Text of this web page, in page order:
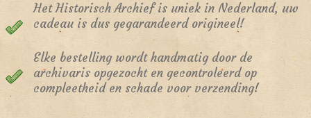
Het Historisch Archief is uniek in Nederland, uw
cadeau is dus gegarandeerd origineel!
Elke bestelling wordt handmatig door de
archivaris opgezocht en gecontroleerd op
compleetheid en schade voor verzending!